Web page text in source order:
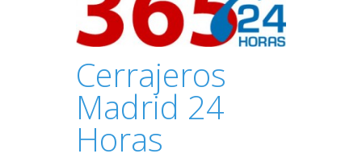
Cerrajeros
Madrid 24
Horas